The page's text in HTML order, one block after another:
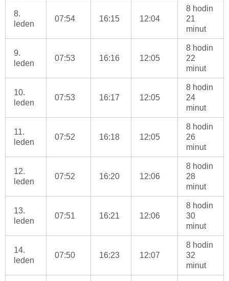
8.
leden
07:54 16:15 12:04
8 hodin
21
minut
9.
leden
07:53 16:16 12:05
8 hodin
22
minut
10.
leden
07:53 16:17 12:05
8 hodin
24
minut
11.
leden
07:52 16:18 12:05
8 hodin
26
minut
12.
leden
07:52 16:20 12:06
8 hodin
28
minut
13.
leden
07:51 16:21 12:06
8 hodin
30
minut
14.
leden
07:50 16:23 12:07
8 hodin
32
minut